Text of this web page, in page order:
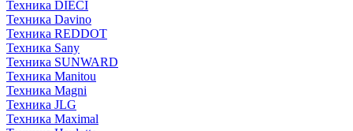
Техника DIECI
Техника Davino
Техника REDDOT
Техника Sany
Техника SUNWARD
Техника Manitou
Техника Magni
Техника JLG
Техника Maximal